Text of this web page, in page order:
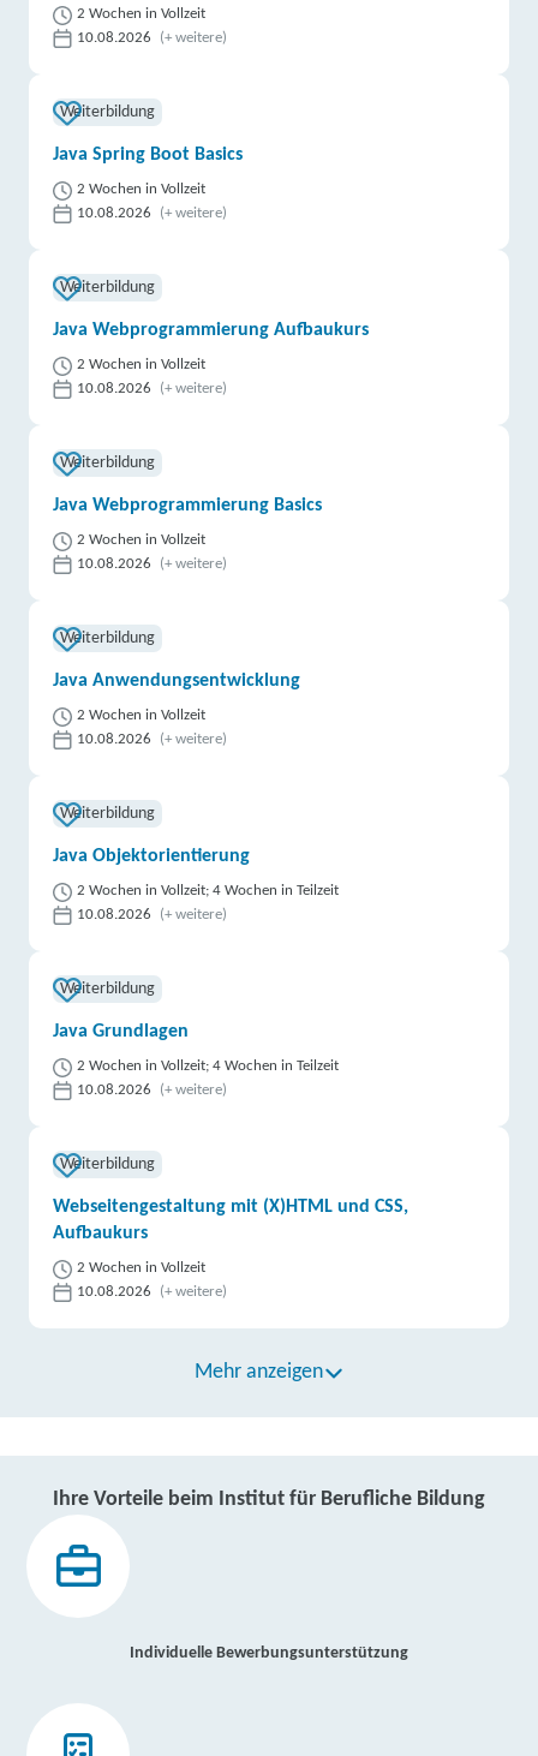
2 Wochen in Vollzeit
10.08.2026
(+ weitere)
Weiterbildung
Java Spring Boot Basics
2 Wochen in Vollzeit
10.08.2026
(+ weitere)
Weiterbildung
Java Webprogrammierung Aufbaukurs
2 Wochen in Vollzeit
10.08.2026
(+ weitere)
Weiterbildung
Java Webprogrammierung Basics
2 Wochen in Vollzeit
10.08.2026
(+ weitere)
Weiterbildung
Java Anwendungsentwicklung
2 Wochen in Vollzeit
10.08.2026
(+ weitere)
Weiterbildung
Java Objektorientierung
2 Wochen in Vollzeit; 4 Wochen in Teilzeit
10.08.2026
(+ weitere)
Weiterbildung
Java Grundlagen
2 Wochen in Vollzeit; 4 Wochen in Teilzeit
10.08.2026
(+ weitere)
Weiterbildung
Webseitengestaltung mit (X)HTML und CSS,
Aufbaukurs
2 Wochen in Vollzeit
10.08.2026
(+ weitere)
Mehr anzeigen
Ihre Vorteile beim Institut für Berufliche Bildung
Individuelle Bewerbungsunterstützung